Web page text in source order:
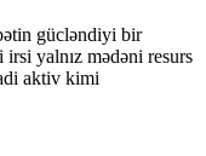
gücləndiyi bir
yalnız mədəni resurs
aktiv kimi